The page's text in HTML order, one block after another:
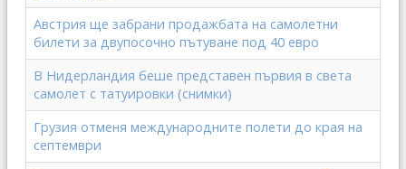
Австрия ще забрани продажбата на самолетни
билети за двупосочно пътуване под 40 евро
В Нидерландия беше представен първия в света
самолет с татуировки (снимки)
Грузия отменя международните полети до края на
септември